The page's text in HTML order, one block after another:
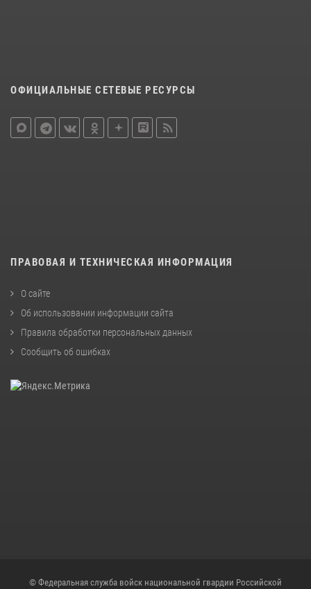
ОФИЦИАЛЬНЫЕ СЕТЕВЫЕ РЕСУРСЫ
ПРАВОВАЯ И ТЕХНИЧЕСКАЯ ИНФОРМАЦИЯ
О сайте
Об использовании информации сайта
Правила обработки персональных данных
Сообщить об ошибках
© Федеральная служба войск национальной гвардии Российской